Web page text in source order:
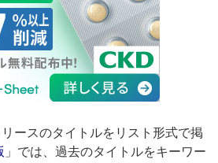
ースのタイトルをリスト形式で掲
」では、過去のタイトルをキーワー